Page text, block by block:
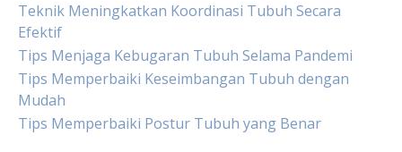
Teknik Meningkatkan Koordinasi Tubuh Secara
Efektif
Tips Menjaga Kebugaran Tubuh Selama Pandemi
Tips Memperbaiki Keseimbangan Tubuh dengan
Mudah
Tips Memperbaiki Postur Tubuh yang Benar